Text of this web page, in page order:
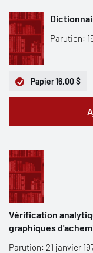
Parution:
Papier16,00 $
Vérification
graphiques
Parution: 21 janvier